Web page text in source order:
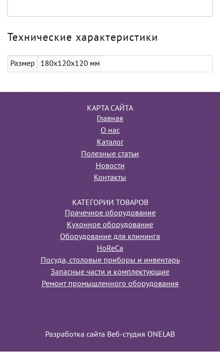
Технические характеристики
Размер 180х120х120 мм
КАРТА САЙТА
Главная
О нас
Каталог
Полезные статьи
Новости
Контакты
КАТЕГОРИИ ТОВАРОВ
Прачечное оборудование
Кухонное оборудование
Оборудование для клининга
HoReCa
Посуда, столовые приборы и инвентарь
Запасные части и комплектующие
Ремонт промышленного оборудования
Разработка сайта Веб-студия ONELAB